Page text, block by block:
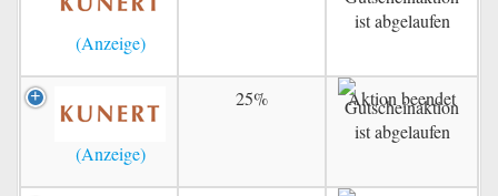
25% Aktion beendet